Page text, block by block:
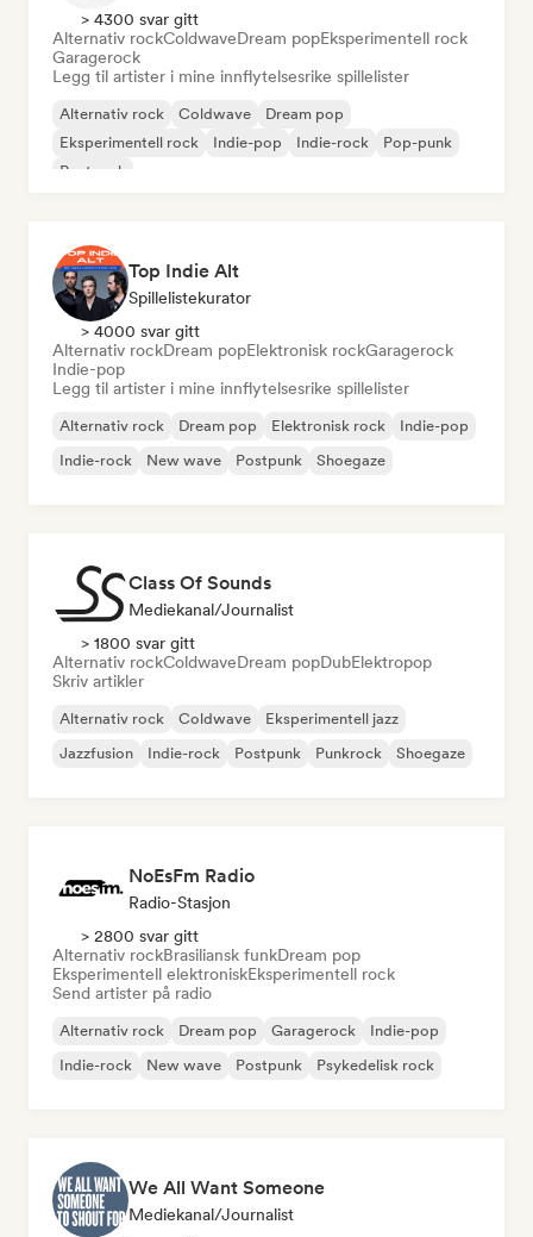
> 4300 svar gitt
Alternativ rockColdwaveDream popEksperimentell rock
Garagerock
Legg til artister i mine innflytelsesrike spillelister
Alternativ rock Coldwave
Dream pop
Eksperimentell rock
Indie-pop Indie-rock
Pop-punk
Postpunk
Top Indie Alt
Spillelistekurator
> 4000 svar gitt
Alternativ rockDream popElektronisk rockGaragerock
Indie-pop
Legg til artister i mine innflytelsesrike spillelister
Alternativ rock Dream pop Elektronisk rock
Indie-pop
Indie-rock
New wave Postpunk Shoegaze
Class Of Sounds
Mediekanal/journalist
> 1800 svar gitt
Alternativ rockColdwaveDream popDubElektropop
Skriv artikler
Alternativ rock Coldwave
Eksperimentell jazz
Jazzfusion
Indie-rock Postpunk Punkrock Shoegaze
NoEsFm Radio
Radio-Stasjon
> 2800 svar gitt
Alternativ rockBrasiliansk funkDream pop
Eksperimentell elektroniskEksperimentell rock
Send artister på radio
Alternativ rock Dream pop Garagerock
Indie-pop
Indie-rock
New wave Postpunk Psykedelisk rock
We All Want Someone
Mediekanal/journalist